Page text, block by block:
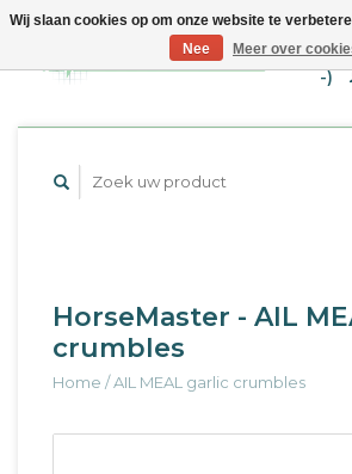
-)
HorseMaster - AIL
crumbles
Home /AIL MEAL garlic crumbles
Wij slaan cookies op om onze website te
Nee
Meer over